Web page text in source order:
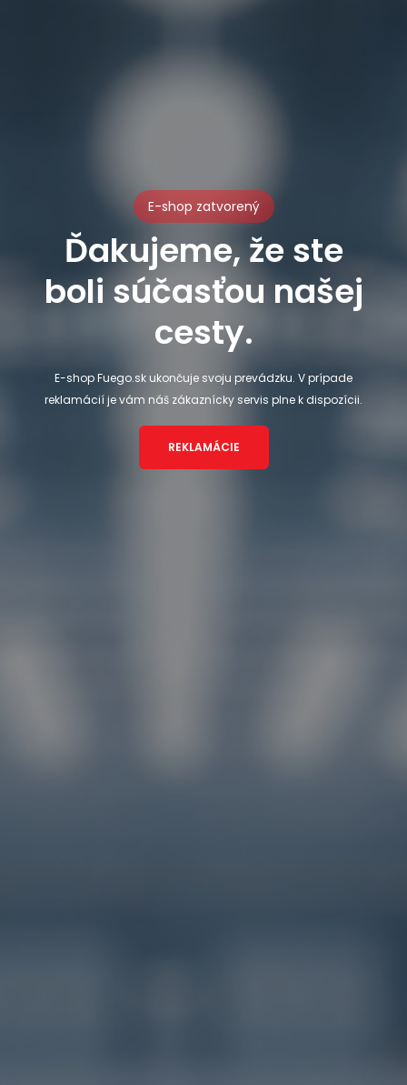
E-shop zatvorený
Ďakujeme, že ste
boli súčasťou našej
cesty.
E-shop Fuego.sk ukončuje svoju prevádzku. V prípade
reklamácií je vám náš zákaznícky servis plne k dispozícii.
REKLAMÁCIE